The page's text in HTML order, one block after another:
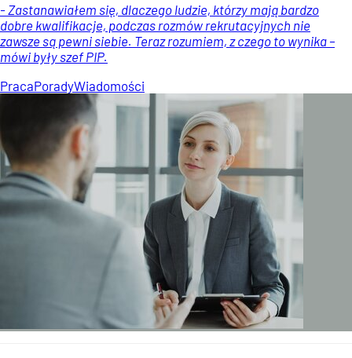
- Zastanawiałem się, dlaczego ludzie, którzy mają bardzo
dobre kwalifikacje, podczas rozmów rekrutacyjnych nie
zawsze są pewni siebie. Teraz rozumiem, z czego to wynika –
mówi były szef PIP.
PracaPoradyWiadomości